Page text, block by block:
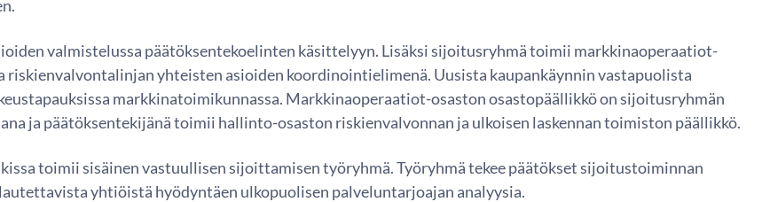
valmistelussa päätöksentekoelinten käsittelyyn. Lisäksi sijoitusryhmä toimii markkinaoperaatiot-
riskienvalvontalinjan yhteisten asioiden koordinointielimenä. Uusista kaupankäynnin vastapuolista
markkinatoimikunnassa. Markkinaoperaatiot-osaston osastopäällikkö on sijoitusryhmän
ja päätöksentekijänä toimii hallinto-osaston riskienvalvonnan ja ulkoisen laskennan toimiston päällikkö.
toimii sisäinen vastuullisen sijoittamisen työryhmä. Työryhmä tekee päätökset sijoitustoiminnan
yhtiöistä hyödyntäen ulkopuolisen palveluntarjoajan analyysia.